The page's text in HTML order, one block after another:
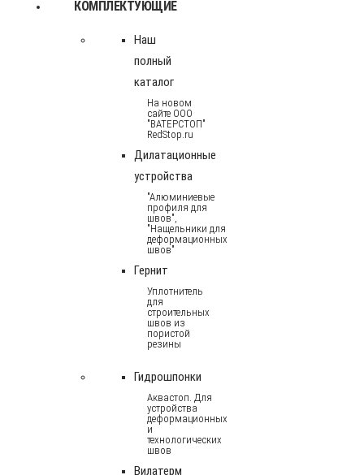
КОМПЛЕКТУЮЩИЕ
Наш
полный
каталог
На новом
сайте ООО
"ВАТЕРСТОП"
RedStop.ru
Дилатационные
устройства
"Алюминиевые
профиля для
швов",
"Нащельники для
деформационных
швов"
Гернит
Уплотнитель
для
строительных
швов из
пористой
резины
Гидрошпонки
Аквастоп. Для
устройства
деформационных
и
технологических
швов
Вилатерм